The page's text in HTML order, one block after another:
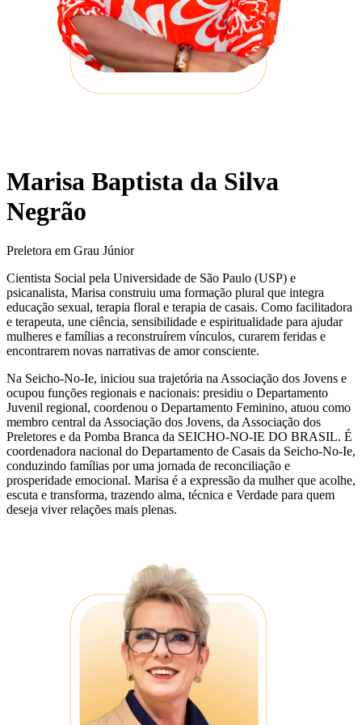
Marisa Baptista da Silva
Negrão
Preletora em Grau Júnior
Cientista Social pela Universidade de São Paulo (USP) e
psicanalista, Marisa construiu uma formação plural que integra
educação sexual, terapia floral e terapia de casais. Como facilitadora
e terapeuta, une ciência, sensibilidade e espiritualidade para ajudar
mulheres e famílias a reconstruírem vínculos, curarem feridas e
encontrarem novas narrativas de amor consciente.
Na Seicho-No-Ie, iniciou sua trajetória na Associação dos Jovens e
ocupou funções regionais e nacionais: presidiu o Departamento
Juvenil regional, coordenou o Departamento Feminino, atuou como
membro central da Associação dos Jovens, da Associação dos
Preletores e da Pomba Branca da SEICHO-NO-IE DO BRASIL. É
coordenadora nacional do Departamento de Casais da Seicho-No-Ie,
conduzindo famílias por uma jornada de reconciliação e
prosperidade emocional. Marisa é a expressão da mulher que acolhe,
escuta e transforma, trazendo alma, técnica e Verdade para quem
deseja viver relações mais plenas.